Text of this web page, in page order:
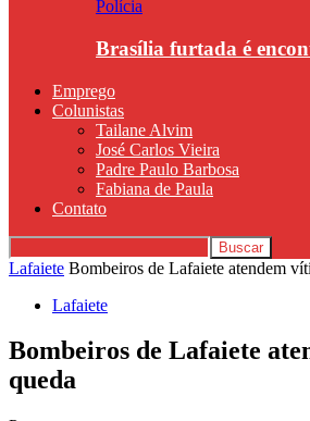
Polícia
Brasília furtada é
Emprego
Colunistas
Tailane Alvim
José Carlos Vieira
Padre Paulo Barbosa
Fabiana de Paula
Contato
Lafaiete Bombeiros de Lafaiete atendem
Lafaiete
Bombeiros de Lafaiete
queda